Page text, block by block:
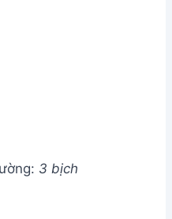
3 bịch